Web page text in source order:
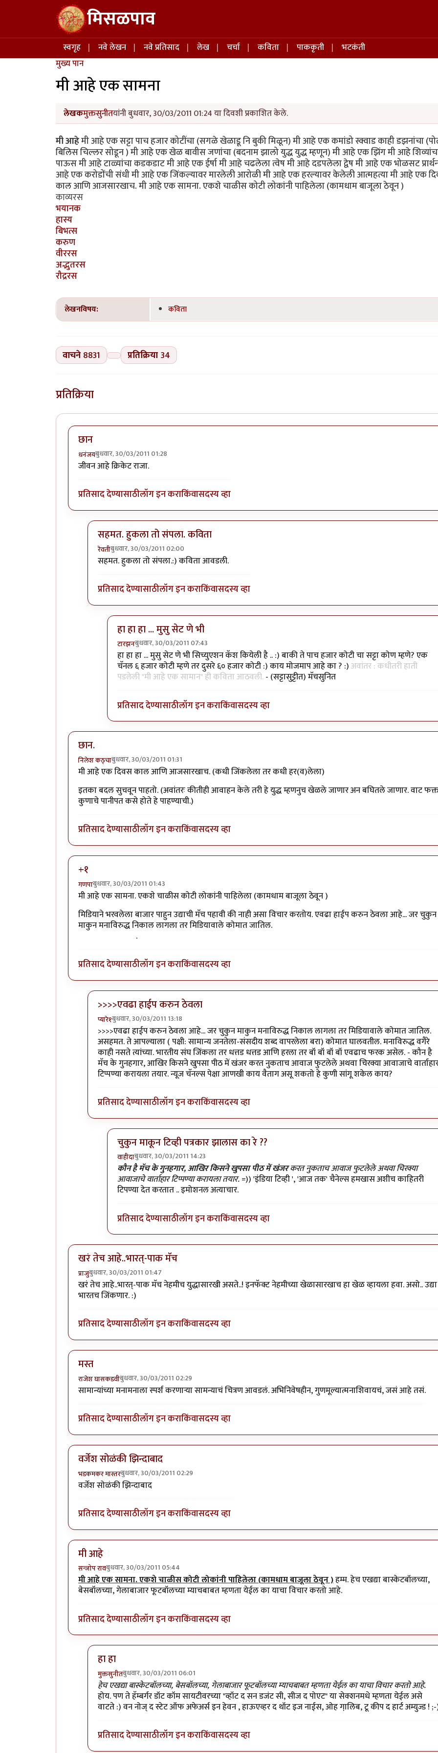
Skip to main content मिसळपाव
Main navigation
स्वगृह नवे लेखन नवे प्रतिसाद लेख चर्चा कविता पाककृती
भटकंती
मुख्य पान
मी आहे एक सामना
लेखकमुक्तसुनीतयांनी बुधवार, 30/03/2011 01:24 या दिवशी प्रकाशित केले.
मी आहेमी आहे एक सट्टा पाच हजार कोटींचा (सगळे खेळाडू नि बुकी मिळून) मी आहे एक कमांडो स्क्वाड काही डझनांचा
बिलिस चिल्लर सोडून ) मी आहे एक खेळ बावीस जणांचा (बदनाम झालो युद्ध युद्ध म्हणून) मी आहे एक झिंग मी आहे
पाऊस मी आहे टाळ्यांचा कडकडाट मी आहे एक ईर्षा मी आहे चढलेला त्वेष मी आहे दडपलेला द्वेष मी आहे एक भोळसट
आहे एक करोडोंची संधी मी आहे एक जिंकल्यावर मारलेली आरोळी मी आहे एक हरल्यावर केलेली आत्महत्या मी आहे एक
काल आणि आजसारखाच. मी आहे एक सामना. एकशे चाळीस कोटी लोकांनी पाहिलेला (कामधाम बाजूला ठेवून )
काव्यरस
भयानक
हास्य
बिभत्स
करुण
वीररस
अद्भुतरस
रौद्ररस
लेखनविषय: कविता
वाचने 8831 प्रतिक्रिया 34
प्रतिक्रिया
छान
धनंजयबुधवार, 30/03/2011 01:28
जीवन आहे क्रिकेट राजा.
प्रतिसाद देण्यासाठीलॉग इन कराकिंवासदस्य व्हा
सहमत. हुकला तो संपला. कविता
रेवतीबुधवार, 30/03/2011 02:00
In reply toछानbyधनंजय
सहमत. हुकला तो संपला.:) कविता आवडली.
प्रतिसाद देण्यासाठीलॉग इन कराकिंवासदस्य व्हा
हा हा हा ... मुसु सेट णे भी
टारझनबुधवार, 30/03/2011 07:43
In reply toसहमत. हुकला तो संपला. कविताbyरेवती
हा हा हा ... मुसु सेट णे भी सिच्युएशन कॅश कियेली है .. :) बाकी ते पाच हजार कोटी चा सट्टा कोण म्हणे? एक
चॅनल ६ हजार कोटी म्हणे तर दुसरे ६० हजार कोटी :) काय मोजमाप आहे का ? :)अवांतर : कधीतरी हाती
पडलेली "मी आहे एक सामान" ही कविता आठवली.- (सट्टासुट्टीत) मॅचसुनित
प्रतिसाद देण्यासाठीलॉग इन कराकिंवासदस्य व्हा
छान.
निलेश कठ्चाबुधवार, 30/03/2011 01:31
मी आहे एक दिवस काल आणि आजसारखाच. (कधी जिंकलेला तर कधी हर(व)लेला)
इतका बदल सुचवून पाहतो. (अवांतरः कीतीही आवाहन केले तरी हे युद्ध म्हणनुच खेळले जाणार अन बघितले जाणार. वाट
कुणाचे पानीपत कसे होते हे पाहण्याची.)
प्रतिसाद देण्यासाठीलॉग इन कराकिंवासदस्य व्हा
+१
गणपाबुधवार, 30/03/2011 01:43
मी आहे एक सामना. एकशे चाळीस कोटी लोकांनी पाहिलेला (कामधाम बाजूला ठेवून )
मिडियाने भरवलेला बाजार पाहुन उद्याची मॅच पहावी की नाही असा विचार करतोय. एवढा हाईप करुन ठेवला आहे... जर चुकुन
माकुन मनाविरुद्ध निकाल लागला तर मिडियावाले कोमात जातिल.
.
प्रतिसाद देण्यासाठीलॉग इन कराकिंवासदस्य व्हा
>>>>एवढा हाईप करुन ठेवला
प्यारे१बुधवार, 30/03/2011 13:18
In reply to+१byगणपा
>>>>एवढा हाईप करुन ठेवला आहे... जर चुकुन माकुन मनाविरुद्ध निकाल लागला तर मिडियावाले कोमात जातिल.
असहमत. ते आपल्याला ( पक्षी: सामान्य जनतेला-संसदीय शब्द वापरलेला बरा) कोमात घालवतील. मनाविरुद्ध वगैरे
काही नसते त्यांच्या. भारतीय संघ जिंकला तर धत्तड धत्तड आणि हरला तर बॉ बॉ बॉ बॉ एवढाच फरक असेल. - कौन है
मॅच के गुनहगार, आखिर किसने खुपसा पीठ में खंजर करत नुकताच आवाज फुटलेले अथवा चिरक्या आवाजाचे
टिप्पण्या करायला तयार. न्यूज चॅनल्स पेक्षा आणखी काय वैताग असू शकतो हे कुणी सांगू शकेल काय?
प्रतिसाद देण्यासाठीलॉग इन कराकिंवासदस्य व्हा
चुकुन माकून टिव्ही पत्रकार झालास का रे ??
वाहीदाबुधवार, 30/03/2011 14:23
In reply to>>>>एवढा हाईप करुन ठेवलाbyप्यारे१
कौन है मॅच के गुनहगार, आखिर किसने खुपसा पीठ में खंजरकरत नुकताच आवाज फुटलेले अथवा चिरक्या
आवाजाचे वार्ताहार टिप्पण्या करायला तयार.=)) 'इंडिया टिव्ही ', 'आज तक' चैनेल्स हमखास अशीच काहितरी
टिपण्या देत करतात .. इमोशनल अत्याचार.
प्रतिसाद देण्यासाठीलॉग इन कराकिंवासदस्य व्हा
खरं तेच आहे..भारत्-पाक मॅच
प्राजुबुधवार, 30/03/2011 01:47
खरं तेच आहे..भारत्-पाक मॅच नेहमीच युद्धासारखी असते..! इनफॅक्ट नेहमीच्या खेळासारखाच हा खेळ व्हायला हवा. असो.. उद्या
भारतच जिंकणार. :)
प्रतिसाद देण्यासाठीलॉग इन कराकिंवासदस्य व्हा
मस्त
राजेश घासकडवीबुधवार, 30/03/2011 02:29
सामान्यांच्या मनामनाला स्पर्श करणाऱ्या सामन्याचं चित्रण आवडलं. अभिनिवेषहीन, गुणमूल्यात्मनाशिवायचं, जसं आहे तसं.
प्रतिसाद देण्यासाठीलॉग इन कराकिंवासदस्य व्हा
वर्जेश सोळंकी झिन्दाबाद
भडकमकर मास्तरबुधवार, 30/03/2011 02:29
वर्जेश सोळंकी झिन्दाबाद
प्रतिसाद देण्यासाठीलॉग इन कराकिंवासदस्य व्हा
मी आहे
सन्जोप रावबुधवार, 30/03/2011 05:44
मी आहे एक सामना. एकशे चाळीस कोटी लोकांनी पाहिलेला (कामधाम बाजूला ठेवून )हम्म. हेच एखद्या बास्केटबॉलच्या,
बेसबॉलच्या, गेलाबाजार फूटबॉलच्या म्याचबाबत म्हणता येईल का याचा विचार करतो आहे.
प्रतिसाद देण्यासाठीलॉग इन कराकिंवासदस्य व्हा
हा हा
मुक्तसुनीतबुधवार, 30/03/2011 06:01
In reply toमी आहेbyसन्जोप राव
हेच एखद्या बास्केटबॉलच्या, बेसबॉलच्या, गेलाबाजार फूटबॉलच्या म्याचबाबत म्हणता येईल का याचा विचार करतो आहे.
होय. पण ते हॅम्बर्गर डॉट कॉम सायटीवरच्या "व्हॉट द सन डजंट सी, सीज द पोएट" या सेक्शनमधे म्हणता येईल असे
वाटते :) वन नोज् द स्टेट ऑफ अफेअर्स इन हेवन , हाऊएव्हर द थॉट इज नाईस, ओह गा़लिब, टू कीप द हार्ट अम्युज्ड !
प्रतिसाद देण्यासाठीलॉग इन कराकिंवासदस्य व्हा